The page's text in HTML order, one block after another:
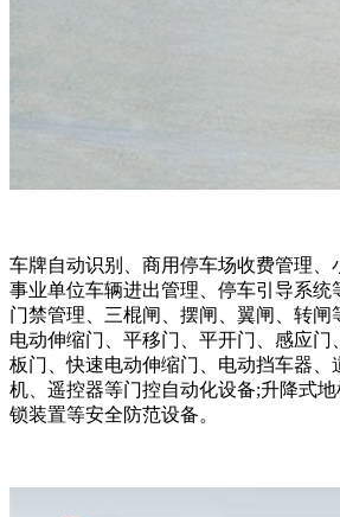
车牌自动识别、商用停车场收费管理、
事业单位车辆进出管理、停车引导系统
门禁管理、三棍闸、摆闸、翼闸、转闸
电动伸缩门、平移门、平开门、感应门
板门、快速电动伸缩门、电动挡车器、
机、遥控器等门控自动化设备;升降式
锁装置等安全防范设备。